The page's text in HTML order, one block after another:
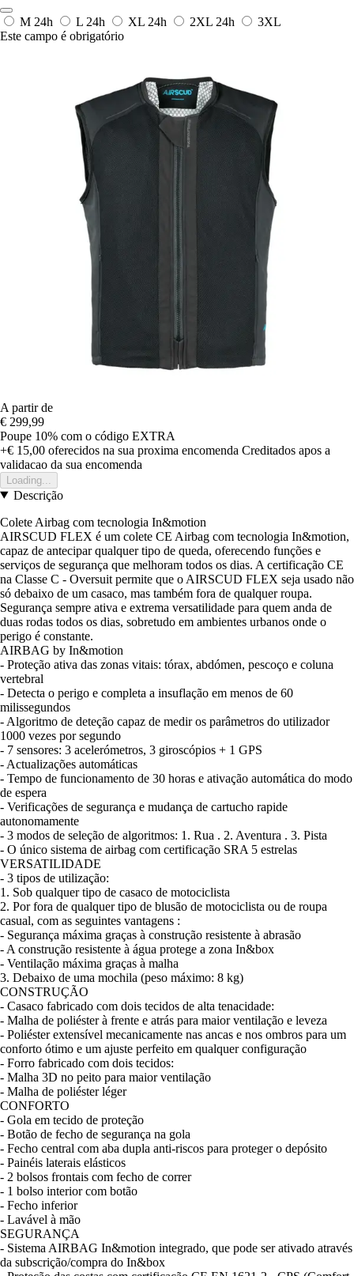
M 24h L 24h XL 24h 2XL 24h
3XL
Este campo é obrigatório
A partir de
€ 299,99
Poupe 10% com o código EXTRA
+€ 15,00 oferecidos na sua proxima encomenda Creditados apos a
validacao da sua encomenda
Loading...
Descrição
Colete Airbag com tecnologia In&motion
AIRSCUD FLEX é um colete CE Airbag com tecnologia In&motion,
capaz de antecipar qualquer tipo de queda, oferecendo funções e
serviços de segurança que melhoram todos os dias. A certificação CE
na Classe C - Oversuit permite que o AIRSCUD FLEX seja usado não
só debaixo de um casaco, mas também fora de qualquer roupa.
Segurança sempre ativa e extrema versatilidade para quem anda de
duas rodas todos os dias, sobretudo em ambientes urbanos onde o
perigo é constante.
AIRBAG by In&motion
- Proteção ativa das zonas vitais: tórax, abdómen, pescoço e coluna
vertebral
- Detecta o perigo e completa a insuflação em menos de 60
milissegundos
- Algoritmo de deteção capaz de medir os parâmetros do utilizador
1000 vezes por segundo
- 7 sensores: 3 acelerómetros, 3 giroscópios + 1 GPS
- Actualizações automáticas
- Tempo de funcionamento de 30 horas e ativação automática do modo
de espera
- Verificações de segurança e mudança de cartucho rapide
autonomamente
- 3 modos de seleção de algoritmos: 1. Rua . 2. Aventura . 3. Pista
- O único sistema de airbag com certificação SRA 5 estrelas
VERSATILIDADE
- 3 tipos de utilização:
1. Sob qualquer tipo de casaco de motociclista
2. Por fora de qualquer tipo de blusão de motociclista ou de roupa
casual, com as seguintes vantagens :
- Segurança máxima graças à construção resistente à abrasão
- A construção resistente à água protege a zona In&box
- Ventilação máxima graças à malha
3. Debaixo de uma mochila (peso máximo: 8 kg)
CONSTRUÇÃO
- Casaco fabricado com dois tecidos de alta tenacidade:
- Malha de poliéster à frente e atrás para maior ventilação e leveza
- Poliéster extensível mecanicamente nas ancas e nos ombros para um
conforto ótimo e um ajuste perfeito em qualquer configuração
- Forro fabricado com dois tecidos:
- Malha 3D no peito para maior ventilação
- Malha de poliéster léger
CONFORTO
- Gola em tecido de proteção
- Botão de fecho de segurança na gola
- Fecho central com aba dupla anti-riscos para proteger o depósito
- Painéis laterais elásticos
- 2 bolsos frontais com fecho de correr
- 1 bolso interior com botão
- Fecho inferior
- Lavável à mão
SEGURANÇA
- Sistema AIRBAG In&motion integrado, que pode ser ativado através
da subscrição/compra do In&box